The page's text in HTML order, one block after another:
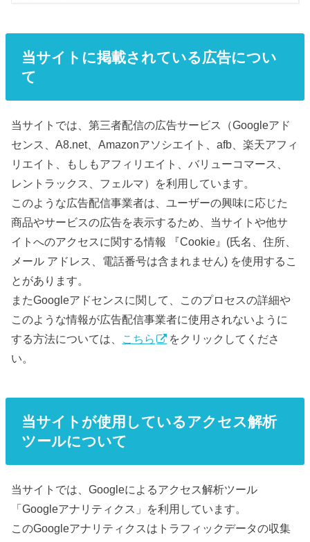
当サイトに掲載されている広告につい
て
当サイトでは、第三者配信の広告サービス（Googleアド
センス、A8.net、Amazonアソシエイト、afb、楽天アフィ
リエイト、もしもアフィリエイト、バリューコマース、
レントラックス、フェルマ）を利用しています。
このような広告配信事業者は、ユーザーの興味に応じた
商品やサービスの広告を表示するため、当サイトや他サ
イトへのアクセスに関する情報 『Cookie』(氏名、住所、
メール アドレス、電話番号は含まれません) を使用するこ
とがあります。
またGoogleアドセンスに関して、このプロセスの詳細や
このような情報が広告配信事業者に使用されないように
する方法については、 こちら
をクリックしてくださ
い。
当サイトが使用しているアクセス解析
ツールについて
当サイトでは、Googleによるアクセス解析ツール
「Googleアナリティクス」を利用しています。
このGoogleアナリティクスはトラフィックデータの収集